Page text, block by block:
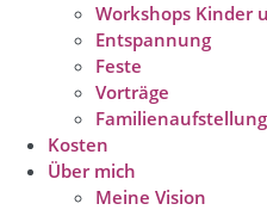
Workshops Kinder
Entspannung
Feste
Vorträge
Familienaufstellung
Kosten
Über mich
Meine Vision